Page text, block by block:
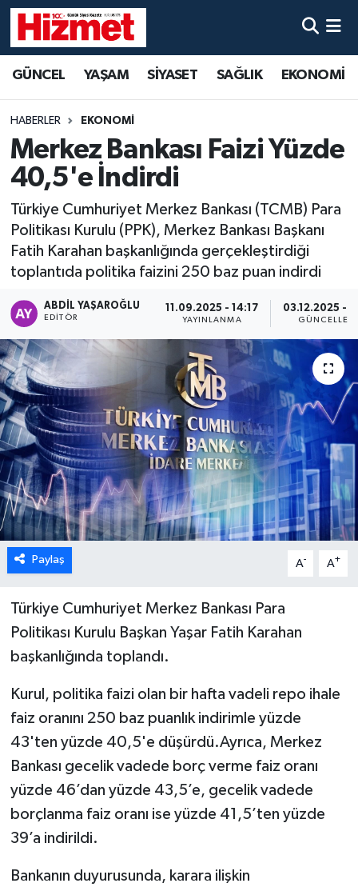
GÜNCEL YAŞAM SİYASET SAĞLIK EKONOMİ
HABERLER EKONOMİ
Merkez Bankası Faizi Yüzde
40,5'e İndirdi
Türkiye Cumhuriyet Merkez Bankası (TCMB) Para
Politikası Kurulu (PPK), Merkez Bankası Başkanı
Fatih Karahan başkanlığında gerçekleştirdiği
toplantıda politika faizini 250 baz puan indirdi
ABDIL YAŞAROĞLU
EDITÖR
11.09.2025 - 14:17
YAYINLANMA
03.12.2025 -
Paylaş A- A+
Türkiye Cumhuriyet Merkez Bankası Para
Politikası Kurulu Başkan Yaşar Fatih Karahan
başkanlığında toplandı.
Kurul, politika faizi olan bir hafta vadeli repo ihale
faiz oranını 250 baz puanlık indirimle yüzde
43'ten yüzde 40,5'e düşürdü.Ayrıca, Merkez
Bankası gecelik vadede borç verme faiz oranı
yüzde 46’dan yüzde 43,5’e, gecelik vadede
borçlanma faiz oranı ise yüzde 41,5’ten yüzde
39’a indirildi.
Bankanın duyurusunda, karara ilişkin
YAŞAM
SİYASET
SAĞLIK
EKONOMİ
KÜLTÜR SANAT
SPOR
MAGAZİN
ÖZEL HABER
DTO
RESMİ REKLAM
Denizli Hava Durumu
Denizli Trafik Yoğunluk Haritası
Süper Lig Puan Durumu ve Fikstür
Tüm Manşetler
Son Dakika Haberleri
Haber Arşivi